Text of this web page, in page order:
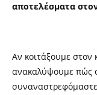
αποτελέσματα
Αν κοιτάξουμε στον
ανακαλύψουμε πώς